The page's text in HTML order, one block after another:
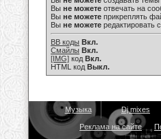
Вы не можете отвечать на
Вы не можете прикреплять
Вы не можете редактировать
BB коды Вкл.
Смайлы Вкл.
[IMG] код Вкл.
HTML код Выкл.
Музыка Dj mixes
Реклама на сайте